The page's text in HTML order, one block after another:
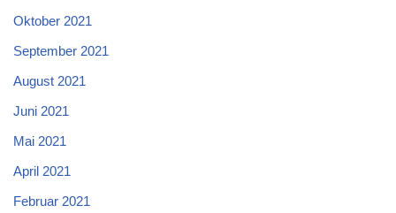
Oktober 2021
September 2021
August 2021
Juni 2021
Mai 2021
April 2021
Februar 2021